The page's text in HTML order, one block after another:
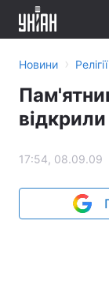
Новини › Релігії
17:54, 08.09.09